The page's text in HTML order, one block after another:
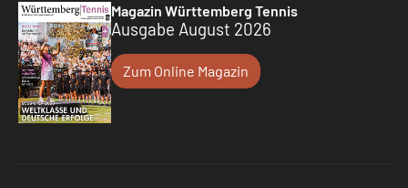
Magazin Württemberg Tennis
Ausgabe August 2026
Zum Online Magazin